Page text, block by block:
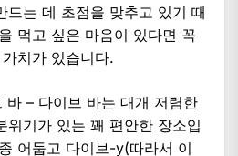
드는 데 초점을 맞추고 있기 때
먹고 싶은 마음이 있다면 꼭
치가 있습니다.
바 – 다이브 바는 대개 저렴한
위기가 있는 꽤 편안한 장소입
어둡고 다이브-y(따라서 이